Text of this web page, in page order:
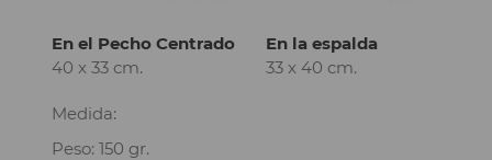
En el Pecho Centrado
40 x 33 cm.
En la espalda
33 x 40 cm.
Medida:
Peso: 150 gr.